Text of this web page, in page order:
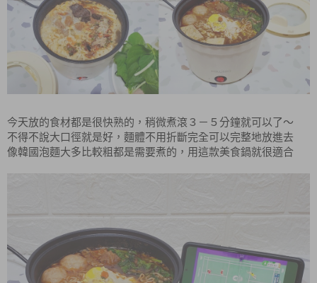
今天放的食材都是很快熟的，稍微煮滾３－５分鐘就可以了～
不得不說大口徑就是好，麵體不用折斷完全可以完整地放進去
像韓國泡麵大多比較粗都是需要煮的，用這款美食鍋就很適合